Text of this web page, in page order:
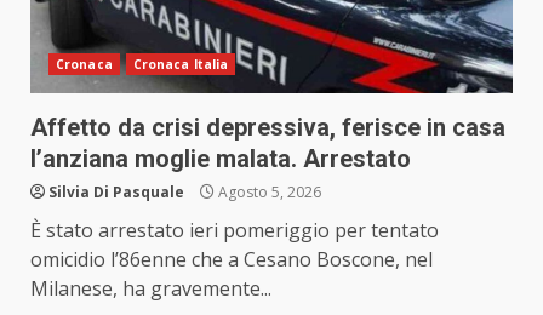
Cronaca Cronaca Italia
Affetto da crisi depressiva, ferisce in casa
l’anziana moglie malata. Arrestato
Silvia Di Pasquale Agosto 5, 2026
È stato arrestato ieri pomeriggio per tentato
omicidio l’86enne che a Cesano Boscone, nel
Milanese, ha gravemente...